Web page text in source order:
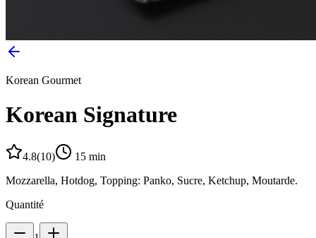
Korean Gourmet
Korean Signature
4.8(10) 15 min
Mozzarella, Hotdog, Topping: Panko, Sucre, Ketchup, Moutarde.
Quantité